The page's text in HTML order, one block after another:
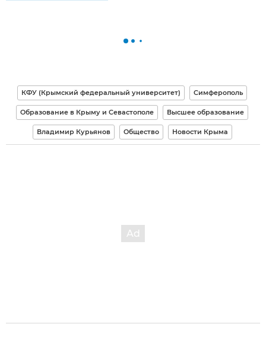
КФУ (Крымский федеральный университет) Симферополь
Образование в Крыму и Севастополе Высшее образование
Владимир Курьянов Общество Новости Крыма